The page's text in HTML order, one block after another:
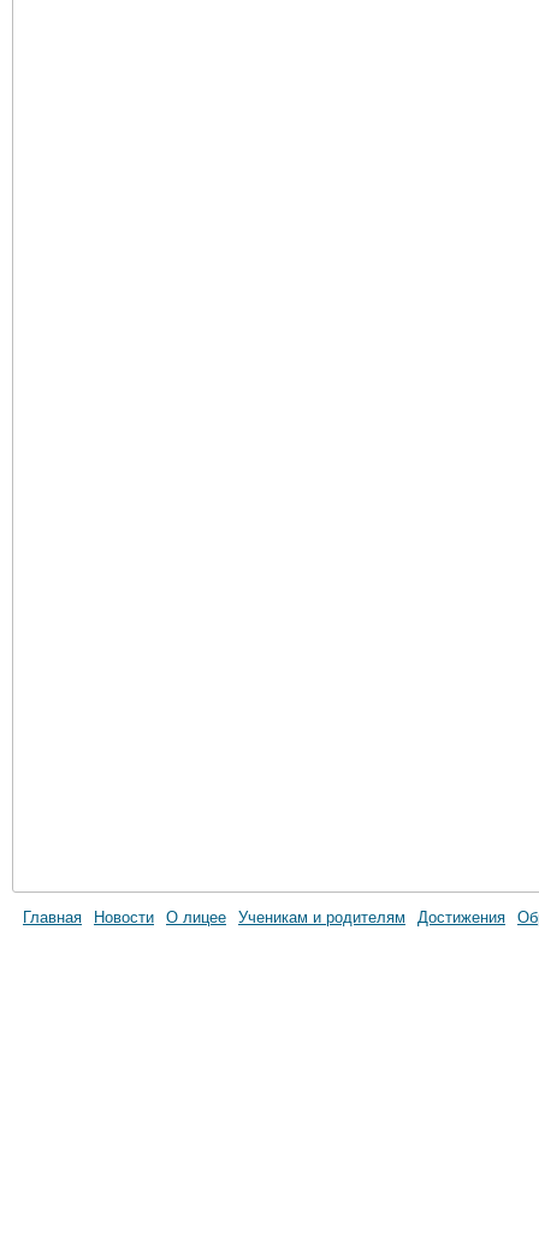
Главная Новости О лицее Ученикам и родителям Достижения